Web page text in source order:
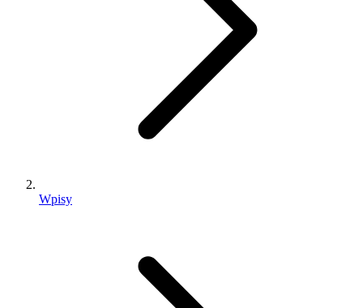
Wpisy